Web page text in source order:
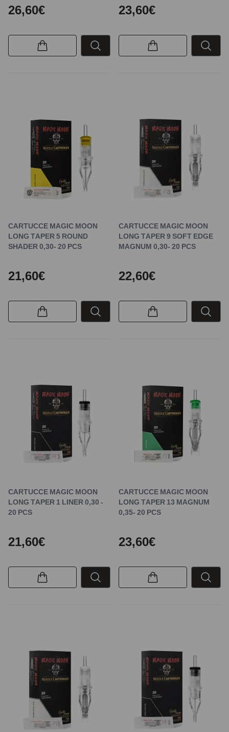
26,60€ 23,60€
CARTUCCE MAGIC MOON
LONG TAPER 5 ROUND
SHADER 0,30- 20 PCS
21,60€
CARTUCCE MAGIC MOON
LONG TAPER 9 SOFT EDGE
MAGNUM 0,30- 20 PCS
22,60€
CARTUCCE MAGIC MOON
LONG TAPER 1 LINER 0,30 -
20 PCS
21,60€
CARTUCCE MAGIC MOON
LONG TAPER 13 MAGNUM
0,35- 20 PCS
23,60€